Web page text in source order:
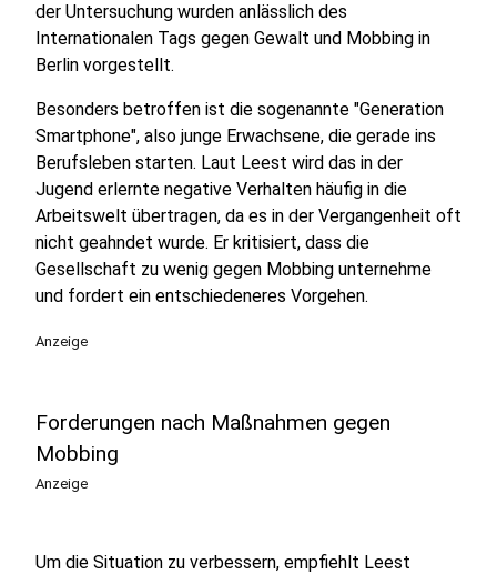
der Untersuchung wurden anlässlich des
Internationalen Tags gegen Gewalt und Mobbing in
Berlin vorgestellt.
Besonders betroffen ist die sogenannte "Generation
Smartphone", also junge Erwachsene, die gerade ins
Berufsleben starten. Laut Leest wird das in der
Jugend erlernte negative Verhalten häufig in die
Arbeitswelt übertragen, da es in der Vergangenheit oft
nicht geahndet wurde. Er kritisiert, dass die
Gesellschaft zu wenig gegen Mobbing unternehme
und fordert ein entschiedeneres Vorgehen.
Anzeige
Forderungen nach Maßnahmen gegen
Mobbing
Anzeige
Um die Situation zu verbessern, empfiehlt Leest